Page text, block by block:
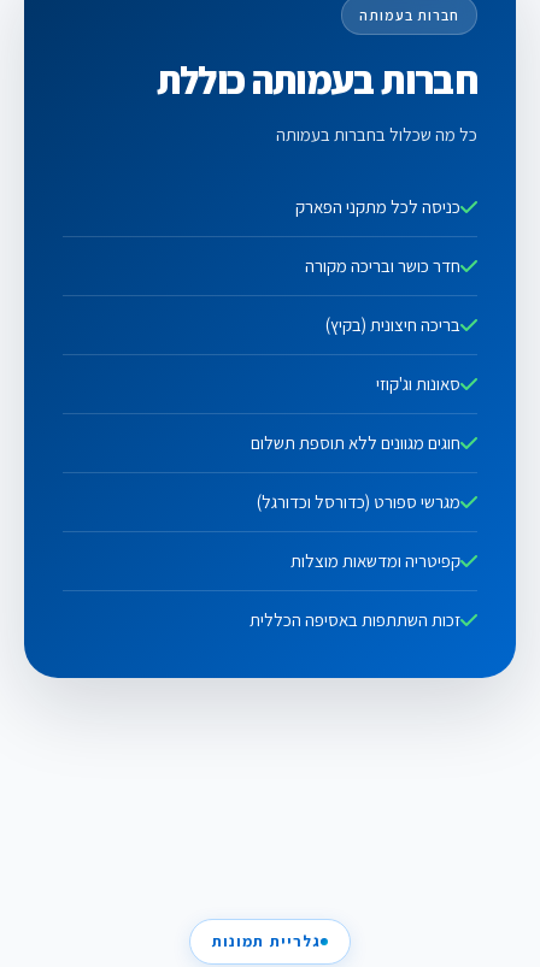
חברות בעמותה
חברות בעמותה כוללת
כל מה שכלול בחברות בעמותה
כניסה לכל מתקני הפארק
חדר כושר ובריכה מקורה
בריכה חיצונית (בקיץ)
סאונות וג'קוזי
חוגים מגוונים ללא תוספת תשלום
מגרשי ספורט (כדורסל וכדורגל)
קפיטריה ומדשאות מוצלות
זכות השתתפות באסיפה הכללית
גלריית תמונות